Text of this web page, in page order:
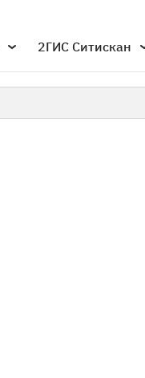
2ГИС Ситискан